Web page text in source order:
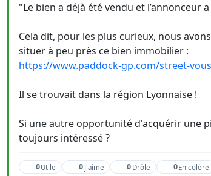
"Le bien a déjà été vendu et l’annonceur
Cela dit, pour les plus curieux, nous
situer à peu près ce bien immobilier :
https://www.paddock-gp.com/street-
Il se trouvait dans la région Lyonnaise !
Si une autre opportunité d'acquérir une
toujours intéressé ?
0Utile 0 J'aime 0 Drôle 0En colère